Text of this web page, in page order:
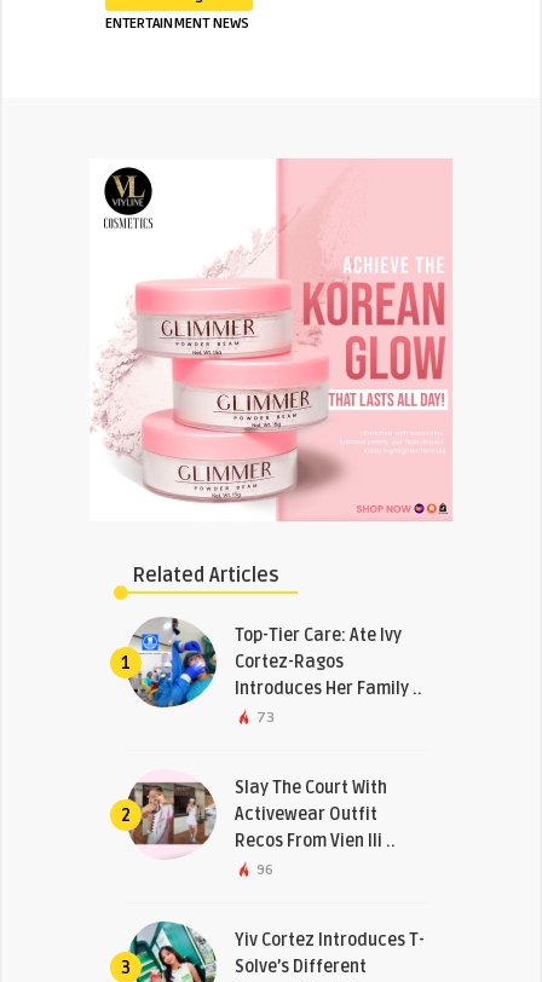
ENTERTAINMENT NEWS
Related Articles
1
Top-Tier Care: Ate Ivy
Cortez-Ragos
Introduces Her Family ..
73
2
Slay The Court With
Activewear Outfit
Recos From Vien Ili ..
96
3
Yiv Cortez Introduces T-
Solve’s Different